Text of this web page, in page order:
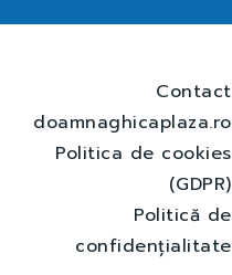
Contact
doamnaghicaplaza.ro
Politica de cookies
(GDPR)
Politică de
confidențialitate